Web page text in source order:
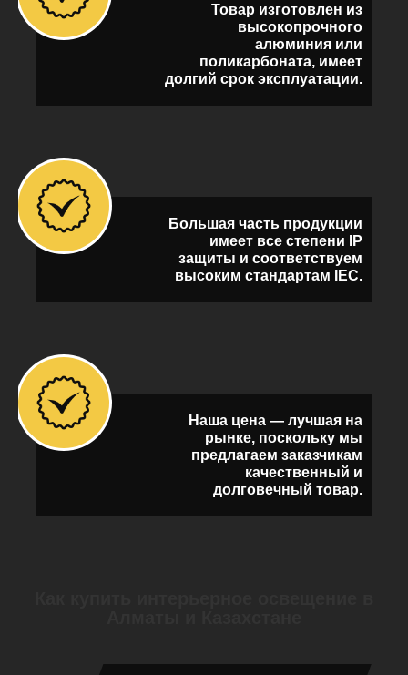
Товар изготовлен из
высокопрочного
алюминия или
поликарбоната, имеет
долгий срок эксплуатации.
Большая часть продукции
имеет все степени IP
защиты и соответствуем
высоким стандартам IEC.
Наша цена — лучшая на
рынке, поскольку мы
предлагаем заказчикам
качественный и
долговечный товар.